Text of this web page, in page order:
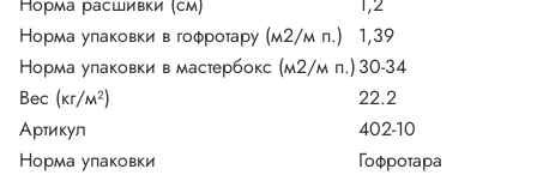
Норма упаковки в гофротару (м2/м п.)
1,39
Норма упаковки в мастербокс (м2/м п.)30-34
Вес (кг/м²)
22.2
Артикул
402-10
Норма упаковки
Гофротара